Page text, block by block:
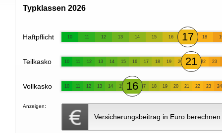
Typklassen 2026
Haftpflicht 10 11 12 13 14 15 16 17 18
Teilkasko 10 11 12 13 14 15 16 17 18 19 20 21 22 23
Vollkasko 10 11 12 13 14 15 16 17 18 19 20 21 22 23 24
Anzeigen:
Versicherungsbeitrag in Euro berechnen